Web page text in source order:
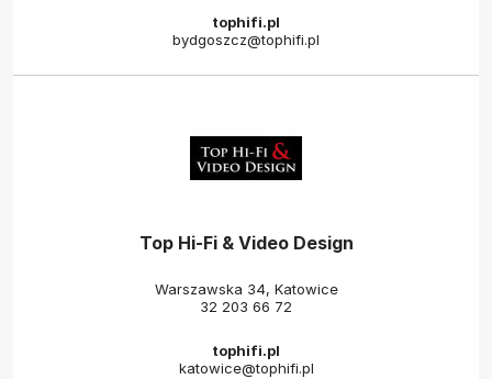
tophifi.pl
bydgoszcz@tophifi.pl
Top Hi-Fi & Video Design
Warszawska 34, Katowice
32 203 66 72
tophifi.pl
katowice@tophifi.pl